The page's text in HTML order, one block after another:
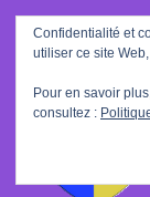
:
Confidentialité et
utiliser ce site
Pour en savoir
consultez :